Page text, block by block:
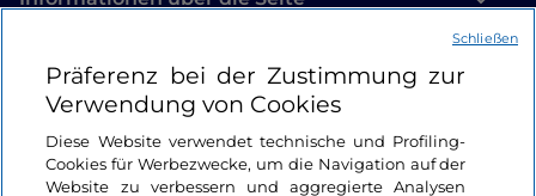
Nützliche Links
Login
Bleiben wir in Kontakt
Präferenz bei der Zustimmung zur
Verwendung von Cookies
Diese Website verwendet technische und Profiling-
Cookies für Werbezwecke, um die Navigation auf der
Website zu verbessern und aggregierte Analysen
Schließen